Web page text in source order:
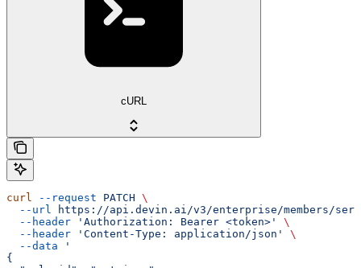
cURL
curl --request PATCH \
  --url
https://api.devin.ai/v3/enterprise/members/
  --header
'Authorization: Bearer <token>'
\
  --header
'Content-Type: application/json'
\
  --data
'
{